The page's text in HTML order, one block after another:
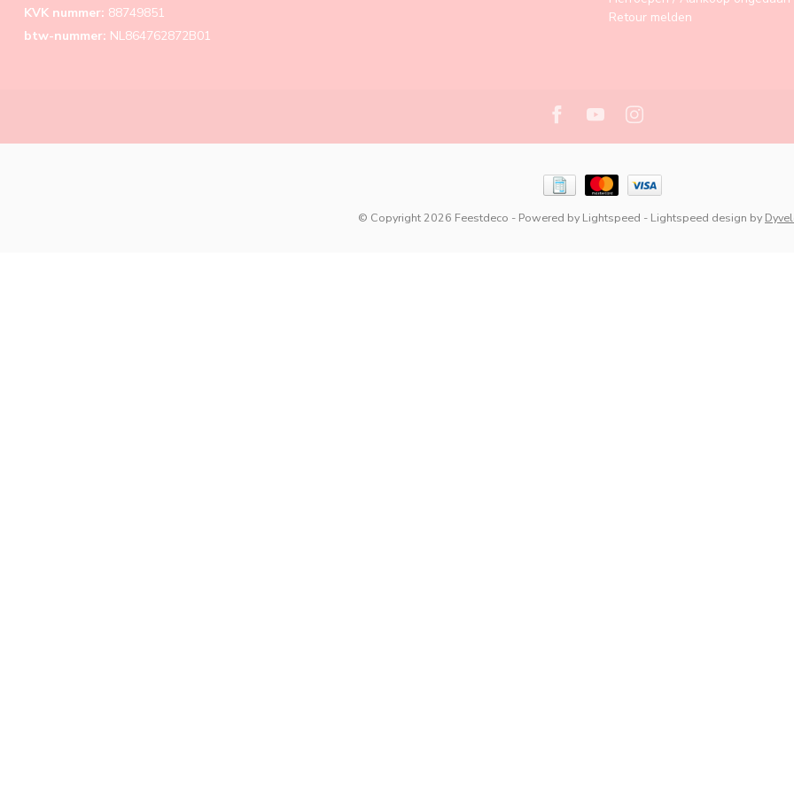
KVK nummer: 88749851
btw-nummer: NL864762872B01
Retour melden
© Copyright 2026 Feestdeco - Powered by Lightspeed - Lightspeed design by